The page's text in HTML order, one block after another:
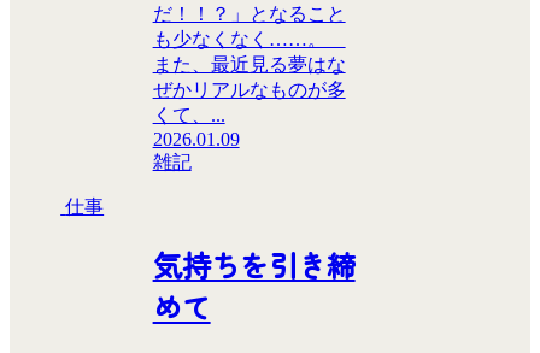
だ！！？」となること
も少なくなく……。
また、最近見る夢はな
ぜかリアルなものが多
くて、...
2026.01.09
雑記
仕事
気持ちを引き締
めて